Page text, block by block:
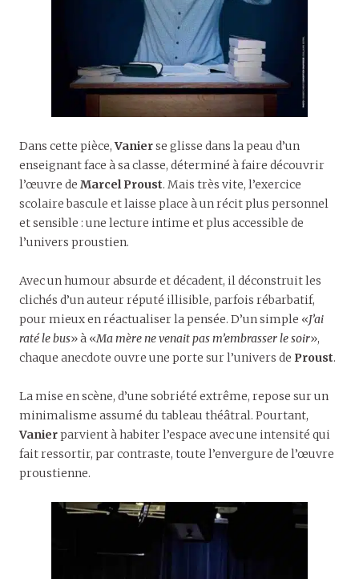
Dans cette pièce,Vanierse glisse dans la peau d’un
enseignant face à sa classe, déterminé à faire découvrir
l’œuvre de Marcel Proust. Mais très vite, l’exercice
scolaire bascule et laisse place à un récit plus personnel
et sensible : une lecture intime et plus accessible de
l’univers proustien.
Avec un humour absurde et décadent, il déconstruit les
clichés d’un auteur réputé illisible, parfois rébarbatif,
pour mieux en réactualiser la pensée. D’un simple «J’ai
raté le bus» à «Ma mère ne venait pas m’embrasser le soir»,
chaque anecdote ouvre une porte sur l’univers de Proust.
La mise en scène, d’une sobriété extrême, repose sur un
minimalisme assumé du tableau théâtral. Pourtant,
Vanierparvient à habiter l’espace avec une intensité qui
fait ressortir, par contraste, toute l’envergure de l’œuvre
proustienne.